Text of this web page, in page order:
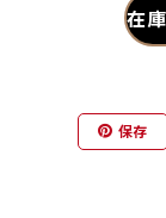
在
保存